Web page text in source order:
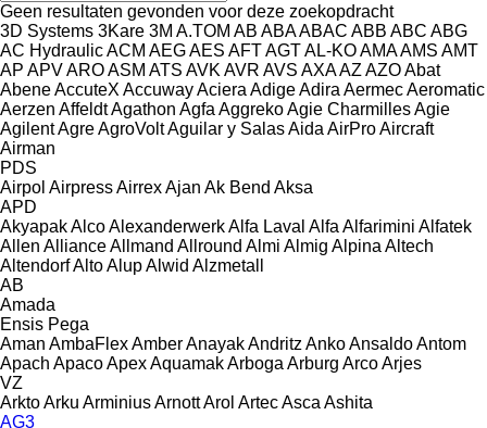
Geen resultaten gevonden voor deze zoekopdracht
3D Systems 3Kare 3M A.TOM AB ABAABAC ABB ABC ABG
AC HydraulicACM AEGAES AFTAGTAL-KOAMAAMS AMT
AP APVAROASM ATS AVK AVR AVS AXAAZ AZOAbat
AbeneAccuteX AccuwayAciera AdigeAdira AermecAeromatic
Aerzen AffeldtAgathon Agfa AggrekoAgie CharmillesAgie
AgilentAgreAgroVoltAguilar y SalasAida AirProAircraft
Airman
PDS
Airpol AirpressAirrexAjan Ak Bend Aksa
APD
AkyapakAlcoAlexanderwerkAlfa Laval Alfa Alfarimini Alfatek
Allen AllianceAllmand Allround Almi Almig Alpina Altech
AltendorfAltoAlupAlwid Alzmetall
AB
Amada
Ensis Pega
Aman AmbaFlexAmberAnayakAndritz AnkoAnsaldoAntom
Apach ApacoApexAquamakArboga Arburg ArcoArjes
VZ
ArktoArku ArminiusArnottArol ArtecAsca Ashita
AG3